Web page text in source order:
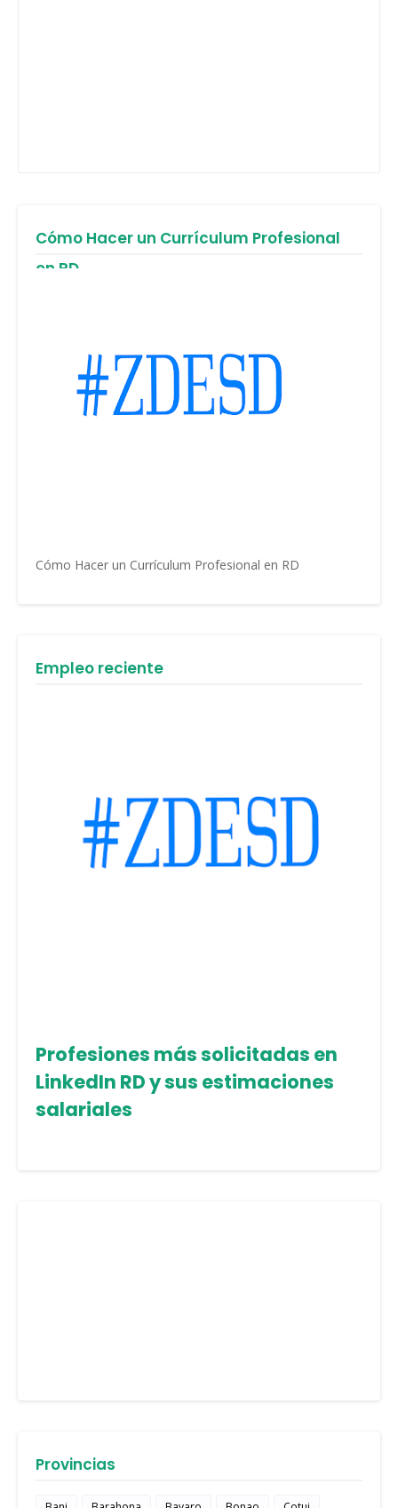
Cómo Hacer un Currículum Profesional
en RD
Cómo Hacer un Currículum Profesional en RD
Empleo reciente
Profesiones más solicitadas en
LinkedIn RD y sus estimaciones
salariales
Provincias